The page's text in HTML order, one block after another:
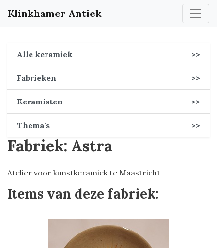
Klinkhamer Antiek
Alle keramiek >>
Fabrieken >>
Keramisten >>
Thema's >>
Fabriek: Astra
Atelier voor kunstkeramiek te Maastricht
Items van deze fabriek: